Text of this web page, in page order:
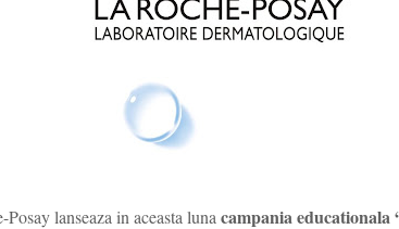
lanseaza in aceasta luna campania educationala